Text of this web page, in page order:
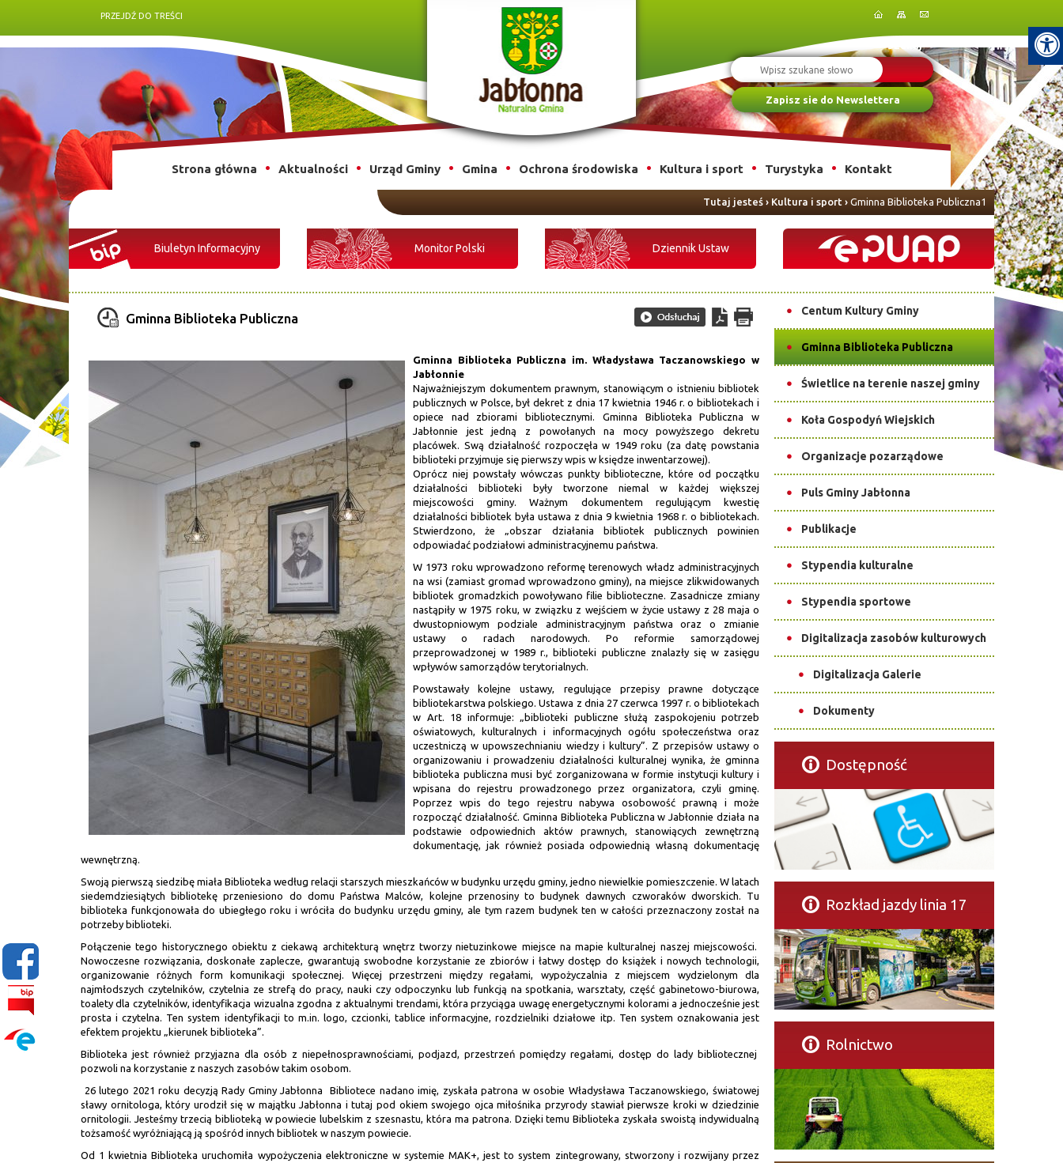
PRZEJDŹ DO TREŚCI
Szukaj
Zapisz sie do Newslettera
Strona główna Aktualności Urząd Gminy Gmina Ochrona środowiska Kultura i sport Turystyka Kontakt
Tutaj jesteś › Kultura i sport › Gminna Biblioteka Publiczna1
Biuletyn Informacyjny Monitor Polski Dziennik Ustaw
Gminna Biblioteka Publiczna
Gminna Biblioteka Publiczna im. Władysława Taczanowskiego w
Jabłonnie
Najważniejszym dokumentem prawnym, stanowiącym o istnieniu bibliotek
publicznych w Polsce, był dekret z dnia 17 kwietnia 1946 r. o bibliotekach i
opiece nad zbiorami bibliotecznymi. Gminna Biblioteka Publiczna w
Jabłonnie jest jedną z powołanych na mocy powyższego dekretu
placówek. Swą działalność rozpoczęła w 1949 roku (za datę powstania
biblioteki przyjmuje się pierwszy wpis w księdze inwentarzowej).
Oprócz niej powstały wówczas punkty biblioteczne, które od początku
działalności biblioteki były tworzone niemal w każdej większej
miejscowości gminy. Ważnym dokumentem regulującym kwestię
działalności bibliotek była ustawa z dnia 9 kwietnia 1968 r. o bibliotekach.
Stwierdzono, że „obszar działania bibliotek publicznych powinien
odpowiadać podziałowi administracyjnemu państwa.
W 1973 roku wprowadzono reformę terenowych władz administracyjnych
na wsi (zamiast gromad wprowadzono gminy), na miejsce zlikwidowanych
bibliotek gromadzkich powoływano filie biblioteczne. Zasadnicze zmiany
nastąpiły w 1975 roku, w związku z wejściem w życie ustawy z 28 maja o
dwustopniowym podziale administracyjnym państwa oraz o zmianie
ustawy o radach narodowych. Po reformie samorządowej
przeprowadzonej w 1989 r., biblioteki publiczne znalazły się w zasięgu
wpływów samorządów terytorialnych.
Powstawały kolejne ustawy, regulujące przepisy prawne dotyczące
bibliotekarstwa polskiego. Ustawa z dnia 27 czerwca 1997 r. o bibliotekach
w Art. 18 informuje: „biblioteki publiczne służą zaspokojeniu potrzeb
oświatowych, kulturalnych i informacyjnych ogółu społeczeństwa oraz
uczestniczą w upowszechnianiu wiedzy i kultury”. Z przepisów ustawy o
organizowaniu i prowadzeniu działalności kulturalnej wynika, że gminna
biblioteka publiczna musi być zorganizowana w formie instytucji kultury i
wpisana do rejestru prowadzonego przez organizatora, czyli gminę.
Poprzez wpis do tego rejestru nabywa osobowość prawną i może
rozpocząć działalność. Gminna Biblioteka Publiczna w Jabłonnie działa na
podstawie odpowiednich aktów prawnych, stanowiących zewnętrzną
dokumentację, jak również posiada odpowiednią własną dokumentację
wewnętrzną.
Swoją pierwszą siedzibę miała Biblioteka według relacji starszych mieszkańców w budynku urzędu gminy, jedno niewielkie pomieszczenie. W latach
siedemdziesiątych bibliotekę przeniesiono do domu Państwa Malców, kolejne przenosiny to budynek dawnych czworaków dworskich. Tu
biblioteka funkcjonowała do ubiegłego roku i wróciła do budynku urzędu gminy, ale tym razem budynek ten w całości przeznaczony został na
potrzeby biblioteki.
Połączenie tego historycznego obiektu z ciekawą architekturą wnętrz tworzy nietuzinkowe miejsce na mapie kulturalnej naszej miejscowości.
Nowoczesne rozwiązania, doskonałe zaplecze, gwarantują swobodne korzystanie ze zbiorów i łatwy dostęp do książek i nowych technologii,
organizowanie różnych form komunikacji społecznej. Więcej przestrzeni między regałami, wypożyczalnia z miejscem wydzielonym dla
najmłodszych czytelników, czytelnia ze strefą do pracy, nauki czy odpoczynku lub funkcją na spotkania, warsztaty, część gabinetowo-biurowa,
toalety dla czytelników, identyfikacja wizualna zgodna z aktualnymi trendami, która przyciąga uwagę energetycznymi kolorami a jednocześnie jest
prosta i czytelna. Ten system identyfikacji to m.in. logo, czcionki, tablice informacyjne, rozdzielniki działowe itp. Ten system oznakowania jest
efektem projektu „kierunek biblioteka”.
Biblioteka jest również przyjazna dla osób z niepełnosprawnościami, podjazd, przestrzeń pomiędzy regałami, dostęp do lady bibliotecznej
pozwoli na korzystanie z naszych zasobów takim osobom.
26 lutego 2021 roku decyzją Rady Gminy Jabłonna Bibliotece nadano imię, zyskała patrona w osobie Władysława Taczanowskiego, światowej
sławy ornitologa, który urodził się w majątku Jabłonna i tutaj pod okiem swojego ojca miłośnika przyrody stawiał pierwsze kroki w dziedzinie
ornitologii. Jesteśmy trzecią biblioteką w powiecie lubelskim z szesnastu, która ma patrona. Dzięki temu Biblioteka zyskała swoistą indywidualną
tożsamość wyróżniającą ją spośród innych bibliotek w naszym powiecie.
Od 1 kwietnia Biblioteka uruchomiła wypożyczenia elektroniczne w systemie MAK+, jest to system zintegrowany, stworzony i rozwijany przez
Centum Kultury Gminy
Gminna Biblioteka Publiczna
Świetlice na terenie naszej gminy
Koła Gospodyń Wiejskich
Organizacje pozarządowe
Puls Gminy Jabłonna
Publikacje
Stypendia kulturalne
Stypendia sportowe
Digitalizacja zasobów kulturowych
Digitalizacja Galerie
Dokumenty
Dostępność
Rozkład jazdy linia 17
Rolnictwo